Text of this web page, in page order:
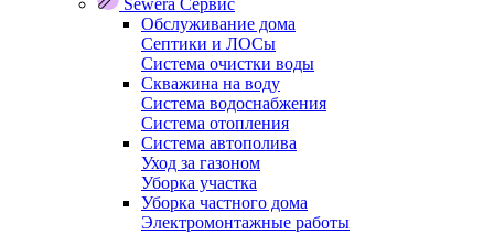
Sewera Сервис
Обслуживание дома
Септики и ЛОСы
Система очистки воды
Скважина на воду
Система водоснабжения
Система отопления
Система автополива
Уход за газоном
Уборка участка
Уборка частного дома
Электромонтажные работы